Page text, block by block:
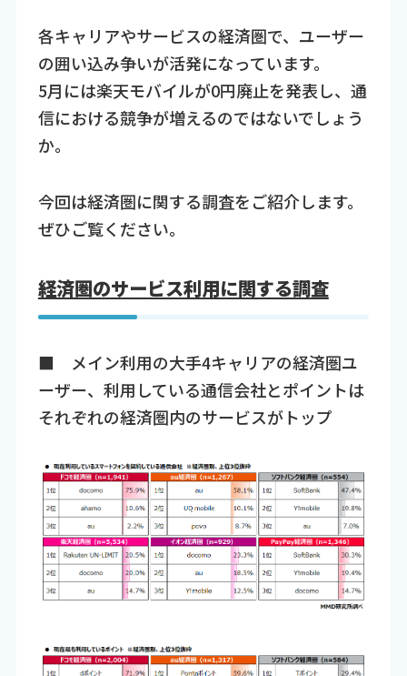
各キャリアやサービスの経済圏で、ユーザー
の囲い込み争いが活発になっています。
5月には楽天モバイルが0円廃止を発表し、通
信における競争が増えるのではないでしょう
か。
今回は経済圏に関する調査をご紹介します。
ぜひご覧ください。
経済圏のサービス利用に関する調査
■ メイン利用の大手4キャリアの経済圏ユ
ーザー、利用している通信会社とポイントは
それぞれの経済圏内のサービスがトップ